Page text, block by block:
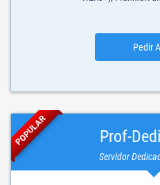
Pedir
Prof-
Servidor
POPULAR